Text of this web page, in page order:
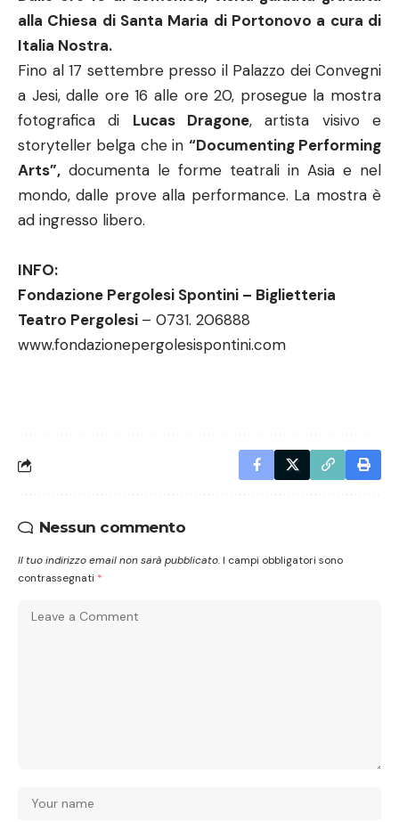
alla Chiesa di Santa Maria di Portonovo a cura di
Italia Nostra.
Fino al 17 settembre presso il Palazzo dei Convegni
a Jesi, dalle ore 16 alle ore 20, prosegue la mostra
fotografica di Lucas Dragone, artista visivo e
storyteller belga che in “Documenting Performing
Arts”, documenta le forme teatrali in Asia e nel
mondo, dalle prove alla performance. La mostra è
ad ingresso libero.
INFO:
Fondazione Pergolesi Spontini – Biglietteria
Teatro Pergolesi – 0731. 206888
www.fondazionepergolesispontini.com
Nessun commento
Il tuo indirizzo email non sarà pubblicato. I campi obbligatori sono
contrassegnati *